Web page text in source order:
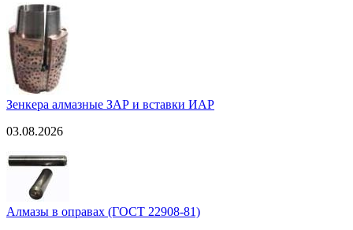
Зенкера алмазные ЗАР и вставки ИАР
03.08.2026
Алмазы в оправах (ГОСТ 22908-81)